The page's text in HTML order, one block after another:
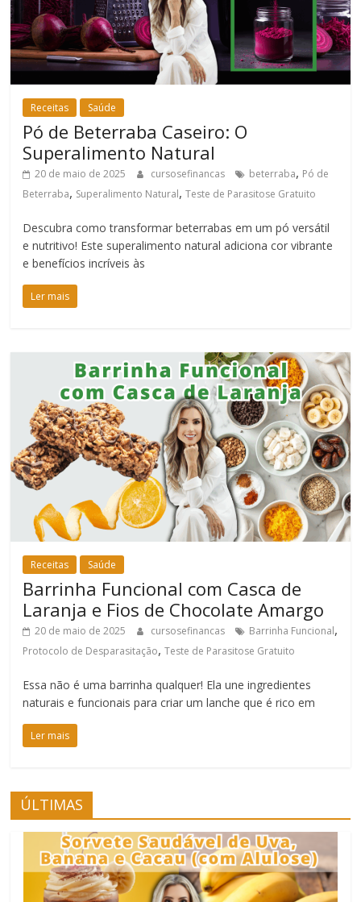
Receitas Saúde
Pó de Beterraba Caseiro: O
Superalimento Natural
20 de maio de 2025 cursosefinancas beterraba, Pó de
Beterraba, Superalimento Natural,Teste de Parasitose Gratuito
Descubra como transformar beterrabas em um pó versátil
e nutritivo! Este superalimento natural adiciona cor vibrante
e benefícios incríveis às
Ler mais
Receitas Saúde
Barrinha Funcional com Casca de
Laranja e Fios de Chocolate Amargo
20 de maio de 2025 cursosefinancas Barrinha Funcional,
Protocolo de Desparasitação,Teste de Parasitose Gratuito
Essa não é uma barrinha qualquer! Ela une ingredientes
naturais e funcionais para criar um lanche que é rico em
Ler mais
ÚLTIMAS